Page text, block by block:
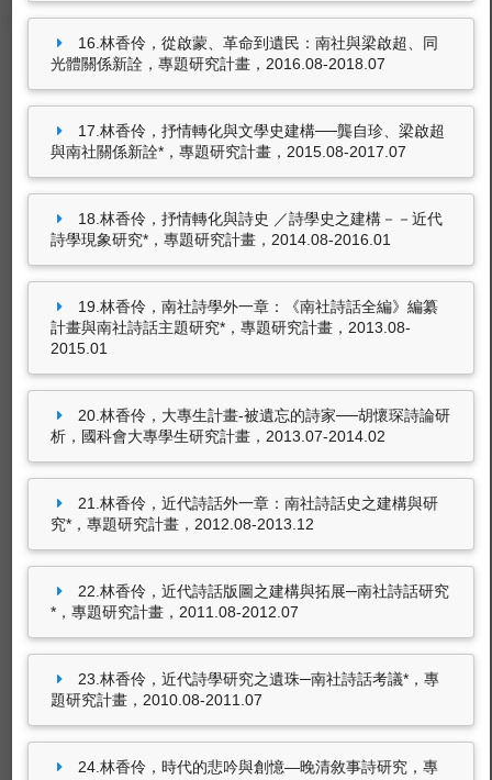
東海大學ＬＴＤ
有關校內活動、宣傳、宣導視訊影片。
16.林香伶，從啟蒙、革命到遺民：南社與梁啟超、同
光體關係新詮，專題研究計畫，2016.08-2018.07
17.林香伶，抒情轉化與文學史建構──龔自珍、梁啟超
與南社關係新詮*，專題研究計畫，2015.08-2017.07
18.林香伶，抒情轉化與詩史 ／詩學史之建構－－近代
詩學現象研究*，專題研究計畫，2014.08-2016.01
19.林香伶，南社詩學外一章：《南社詩話全編》編纂
計畫與南社詩話主題研究*，專題研究計畫，2013.08-
2015.01
20.林香伶，大專生計畫-被遺忘的詩家──胡懷琛詩論研
析，國科會大專學生研究計畫，2013.07-2014.02
21.林香伶，近代詩話外一章：南社詩話史之建構與研
究*，專題研究計畫，2012.08-2013.12
22.林香伶，近代詩話版圖之建構與拓展─南社詩話研究
*，專題研究計畫，2011.08-2012.07
23.林香伶，近代詩學研究之遺珠─南社詩話考議*，專
題研究計畫，2010.08-2011.07
24.林香伶，時代的悲吟與創憶—晚清敘事詩研究，專